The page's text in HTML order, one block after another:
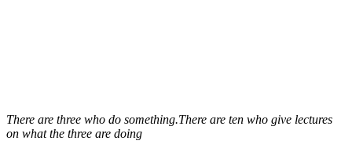
There are three who do something.There are ten who give lectures
on what the three are doing